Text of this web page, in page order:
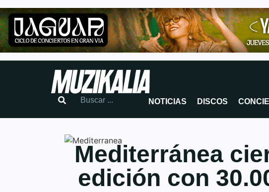
NOTICIAS DISCOS
Mediterránea
edición con